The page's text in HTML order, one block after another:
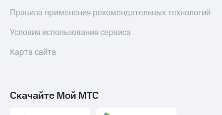
Правила применения рекомендательных технологий
Условия использования сервиса
Карта сайта
Скачайте Мой МТС